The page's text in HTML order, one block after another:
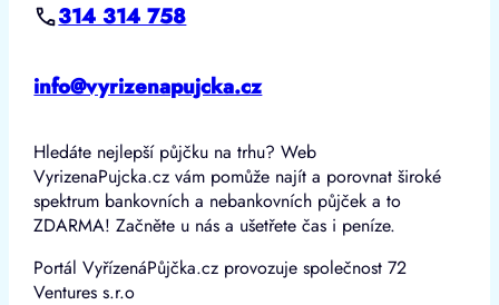
314 314 758
info@vyrizenapujcka.cz
Hledáte nejlepší půjčku na trhu? Web
VyrizenaPujcka.cz vám pomůže najít a porovnat široké
spektrum bankovních a nebankovních půjček a to
ZDARMA! Začněte u nás a ušetřete čas i peníze.
Portál VyřízenáPůjčka.cz provozuje společnost 72
Ventures s.r.o